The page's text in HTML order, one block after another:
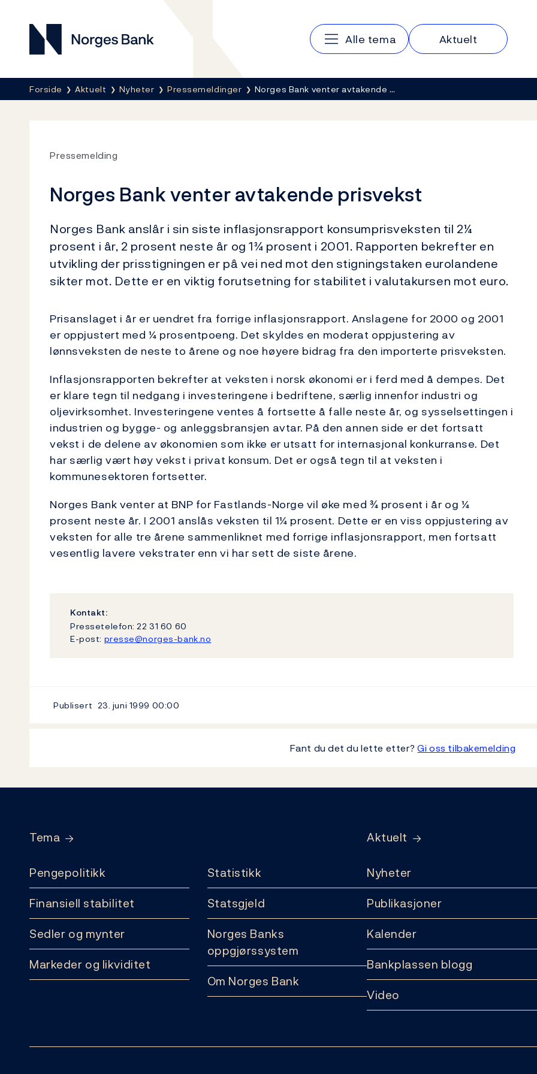
Norges Bank
Hovedmeny
Alle tema Aktuelt
Her er du nå:
Forside Aktuelt Nyheter Pressemeldinger Norges Bank venter avtakende …
Pressemelding
Norges Bank venter avtakende prisvekst
Norges Bank anslår i sin siste inflasjonsrapport konsumprisveksten til 2¼
prosent i år, 2 prosent neste år og 1¾ prosent i 2001. Rapporten bekrefter en
utvikling der prisstigningen er på vei ned mot den stigningstaken eurolandene
sikter mot. Dette er en viktig forutsetning for stabilitet i valutakursen mot euro.
Prisanslaget i år er uendret fra forrige inflasjonsrapport. Anslagene for 2000 og 2001
er oppjustert med ¼ prosentpoeng. Det skyldes en moderat oppjustering av
lønnsveksten de neste to årene og noe høyere bidrag fra den importerte prisveksten.
Inflasjonsrapporten bekrefter at veksten i norsk økonomi er i ferd med å dempes. Det
er klare tegn til nedgang i investeringene i bedriftene, særlig innenfor industri og
oljevirksomhet. Investeringene ventes å fortsette å falle neste år, og sysselsettingen i
industrien og bygge- og anleggsbransjen avtar. På den annen side er det fortsatt
vekst i de delene av økonomien som ikke er utsatt for internasjonal konkurranse. Det
har særlig vært høy vekst i privat konsum. Det er også tegn til at veksten i
kommunesektoren fortsetter.
Norges Bank venter at BNP for Fastlands-Norge vil øke med ¾ prosent i år og ¼
prosent neste år. I 2001 anslås veksten til 1¼ prosent. Dette er en viss oppjustering av
veksten for alle tre årene sammenliknet med forrige inflasjonsrapport, men fortsatt
vesentlig lavere vekstrater enn vi har sett de siste årene.
Kontakt:
Pressetelefon: 22 31 60 60
E-post: presse@norges-bank.no
Publisert 23. juni 1999 00:00
Fant du det du lette etter?Gi oss tilbakemelding
Tema
Pengepolitikk
Finansiell stabilitet
Sedler og mynter
Markeder og likviditet
Statistikk
Statsgjeld
Norges Banks
oppgjørssystem
Om Norges Bank
Aktuelt
Nyheter
Publikasjoner
Kalender
Bankplassen blogg
Video